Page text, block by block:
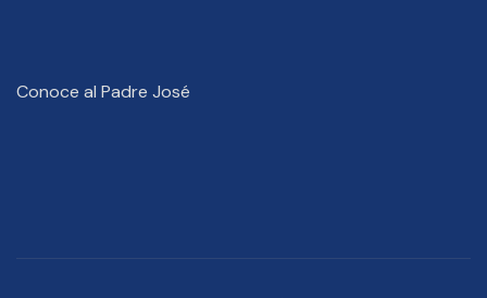
Conoce al Padre José